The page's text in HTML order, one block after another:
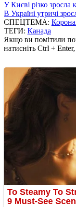
У Києві різко зросла
В Україні утричі
СПЕЦТЕМА:
ТЕГИ: Канада
Якщо ви помітили
натисніть Ctrl +